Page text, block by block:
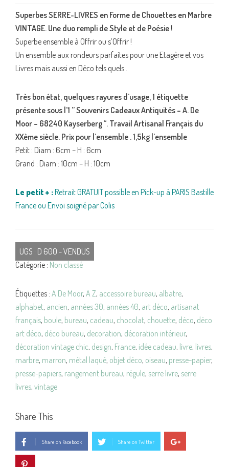
Superbes SERRE-LIVRES en Forme de Chouettes en Marbre
VINTAGE. Une duo rempli de Style et de Poésie !
Superbe ensemble à Offrir ou s’Offrir !
Un ensemble aux rondeurs parfaites pour une Etagère et vos
Livres mais aussi en Déco tels quels .
Très bon état, quelques rayures d’usage, 1 étiquette
présente sous l’1 ” Souvenirs Cadeaux Antiquités – A. De
Moor – 68240 Kayserberg “. Travail Artisanal Français du
XXème siècle. Prix pour l’ensemble . 1,5kg l’ensemble
Petit : Diam : 6cm – H : 6cm
Grand : Diam : 10cm – H : 10cm
Le petit + :Retrait GRATUIT possible en Pick-up à PARIS Bastille
France ou Envoi soigné par Colis
UGS : D 600 - VENDUS
Catégorie : Non classé
Étiquettes : A De Moor, A Z, accessoire bureau, albatre,
alphabet, ancien, années 30, années 40, art déco, artisanat
français, boule, bureau, cadeau, chocolat, chouette, déco, déco
art déco, déco bureau, decoration, décoration intérieur,
décoration vintage chic, design, France, idée cadeau, livre, livres,
marbre, marron, métal laqué, objet déco, oiseau, presse-papier,
presse-papiers, rangement bureau, régule, serre livre, serre
livres, vintage
Share This
Share on Facebook Share on Twitter